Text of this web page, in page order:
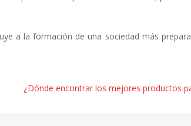
a la formación de una sociedad más
¿Dónde encontrar los mejores productos